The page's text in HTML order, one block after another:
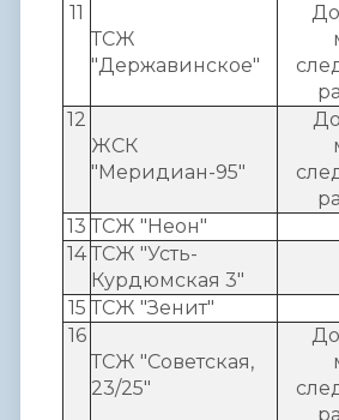
11
ТСЖ
"Державинское"
12
ЖСК
"Меридиан-95"
13 ТСЖ "Неон"
14 ТСЖ "Усть-
Курдюмская 3"
15 ТСЖ "Зенит"
16
ТСЖ "Советская,
23/25"